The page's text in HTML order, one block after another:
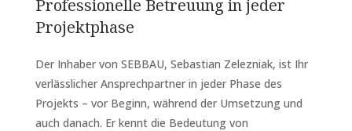
Professionelle Betreuung in jeder
Projektphase
Der Inhaber von SEBBAU, Sebastian Zelezniak, ist Ihr
verlässlicher Ansprechpartner in jeder Phase des
Projekts – vor Beginn, während der Umsetzung und
auch danach. Er kennt die Bedeutung von